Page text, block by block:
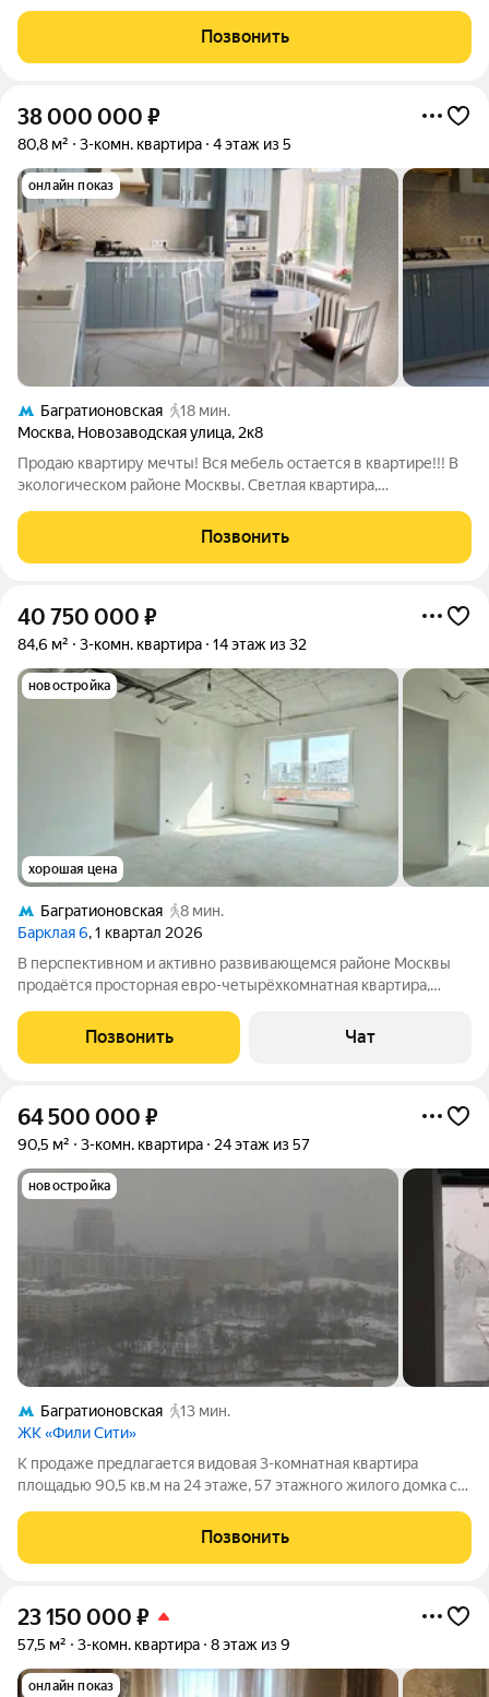
Москва Новозаводская ул., 21 Ищете комфортное жильё в
зелёном районе столицы?
Позвонить
38 000 000 ₽
80,8 м² 3-комн. квартира 4 этаж из 5
онлайн показ
Багратионовская
18 мин.
Москва, Новозаводская улица, 2к8
Продаю квартиру мечты! Вся мебель остается в квартире!!! В
экологическом районе Москвы. Светлая квартира,
сделан евро ремонт, шумоизоляция, парковка во дворе
который закрыт шлагбаумом, чистый
Позвонить
40 750 000 ₽
84,6 м² 3-комн. квартира 14 этаж из 32
новостройка
хорошая цена
Багратионовская
8 мин.
Барклая 6, 1 квартал 2026
В перспективном и активно развивающемся районе Москвы
продаётся просторная евро-четырёхкомнатная квартира,
КВАРТИРЕ: Общая площадь квартиры составляет 84,6 кв.м. -
кухня-гостиная 23,6 кв.м.; -
Позвонить Чат
64 500 000 ₽
90,5 м² 3-комн. квартира 24 этаж из 57
новостройка
Багратионовская
13 мин.
ЖК «Фили Сити»
К продаже предлагается видовая 3-комнатная квартира
площадью 90,5 кв.м на 24 этаже, 57 этажного жилого домка с
класса Famous (.ЗАО, район Филёвский парк). Собственник: юр.
лицо. Эффектный
Позвонить
23 150 000 ₽
57,5 м² 3-комн. квартира 8 этаж из 9
онлайн показ